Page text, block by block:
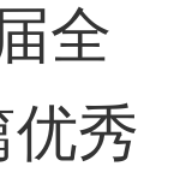
全
优秀